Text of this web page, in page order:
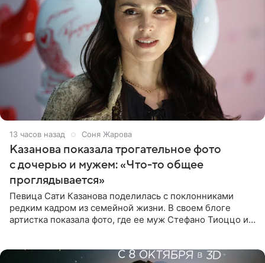
13 часов назад Соня Жарова
Казанова показала трогательное фото
с дочерью и мужем: «Что-то общее
проглядывается»
Певица Сати Казанова поделилась с поклонниками
редким кадром из семейной жизни. В своем блоге
артистка показала фото, где ее муж Стефано Тиоццо и